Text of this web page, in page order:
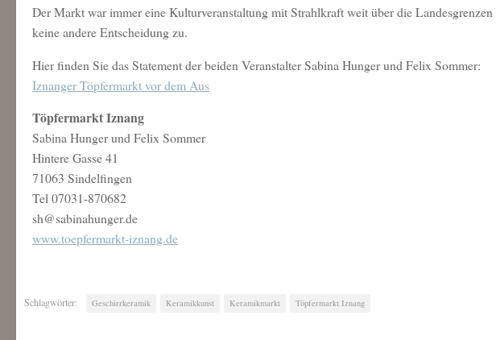
Der Markt war immer eine Kulturveranstaltung mit Strahlkraft weit über die
keine andere Entscheidung zu.
Hier finden Sie das Statement der beiden Veranstalter Sabina Hunger und Felix Sommer:
Iznanger Töpfermarkt vor dem Aus
Töpfermarkt Iznang
Sabina Hunger und Felix Sommer
Hintere Gasse 41
71063 Sindelfingen
Tel 07031-870682
sh@sabinahunger.de
www.toepfermarkt-iznang.de
Schlagwörter: Geschirrkeramik Keramikkunst Keramikmarkt Töpfermarkt Iznang